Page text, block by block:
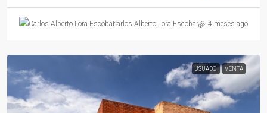
Carlos Alberto Lora Escobar 4 meses ago
USUADO VENTA